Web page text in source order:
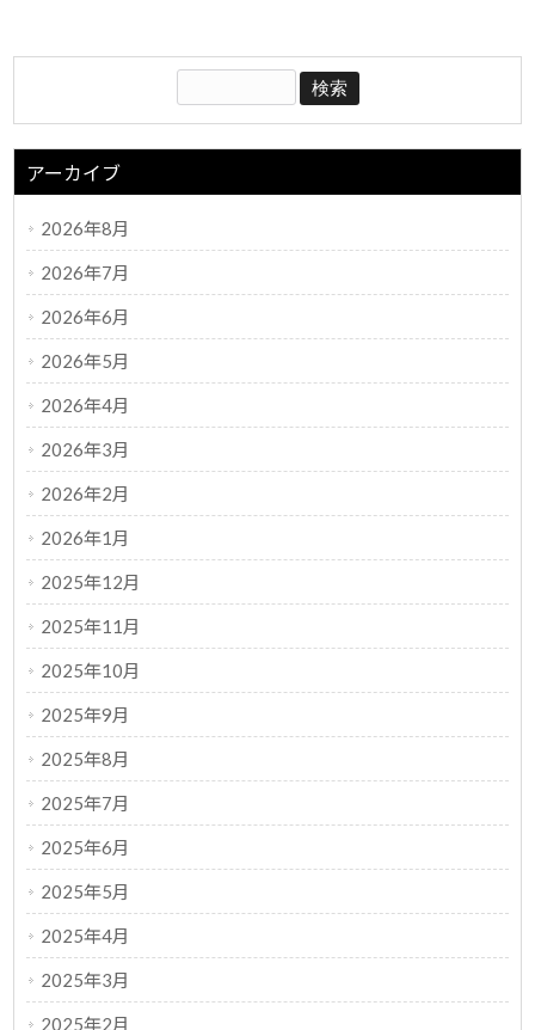
アーカイブ
2026年8月
2026年7月
2026年6月
2026年5月
2026年4月
2026年3月
2026年2月
2026年1月
2025年12月
2025年11月
2025年10月
2025年9月
2025年8月
2025年7月
2025年6月
2025年5月
2025年4月
2025年3月
2025年2月